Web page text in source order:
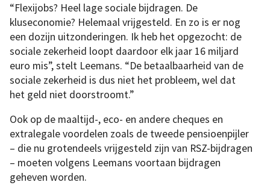
“Flexijobs? Heel lage sociale bijdragen. De
kluseconomie? Helemaal vrijgesteld. En zo is er nog
een dozijn uitzonderingen. Ik heb het opgezocht: de
sociale zekerheid loopt daardoor elk jaar 16 miljard
euro mis”, stelt Leemans. “De betaalbaarheid van de
sociale zekerheid is dus niet het probleem, wel dat
het geld niet doorstroomt.”
Ook op de maaltijd-, eco- en andere cheques en
extralegale voordelen zoals de tweede pensioenpijler
– die nu grotendeels vrijgesteld zijn van RSZ-bijdragen
– moeten volgens Leemans voortaan bijdragen
geheven worden.